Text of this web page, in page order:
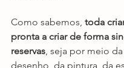
Como sabemos, toda
pronta a criar de forma
reservas, seja por meio
desenho, da pintura, da